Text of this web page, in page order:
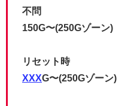
不問
150G〜(250Gゾーン)
リセット時
XXXG〜(250Gゾーン)